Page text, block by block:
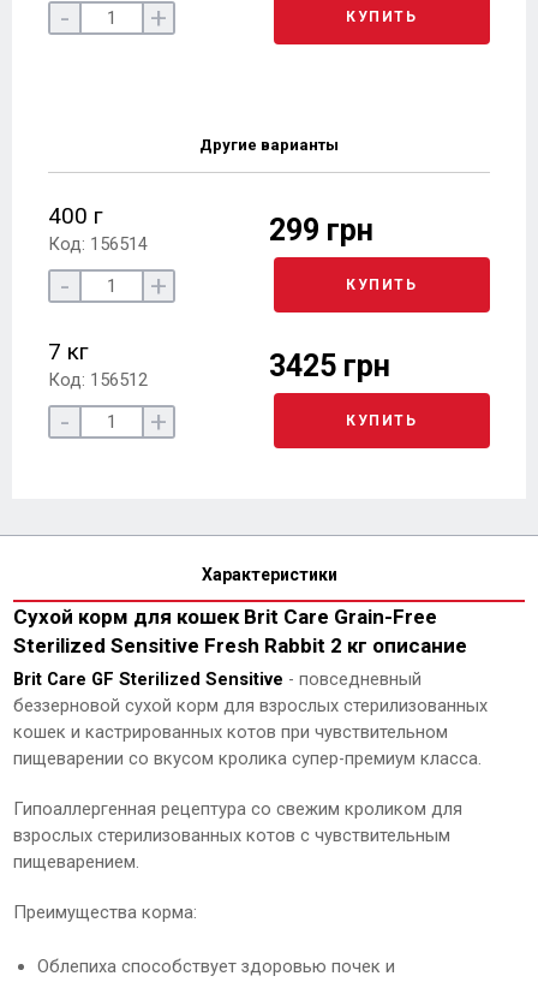
- + КУПИТЬ
Другие варианты
400 г
Код: 156514 299 грн
- + КУПИТЬ
7 кг
Код: 156512 3425 грн
- + КУПИТЬ
Характеристики
Сухой корм для кошек Brit Care Grain-Free
Sterilized Sensitive Fresh Rabbit 2 кг описание
Brit Care GF Sterilized Sensitive - повседневный
беззерновой сухой корм для взрослых стерилизованных
кошек и кастрированных котов при чувствительном
пищеварении со вкусом кролика супер-премиум класса.
Гипоаллергенная рецептура со свежим кроликом для
взрослых стерилизованных котов с чувствительным
пищеварением.
Преимущества корма:
Облепиха способствует здоровью почек и